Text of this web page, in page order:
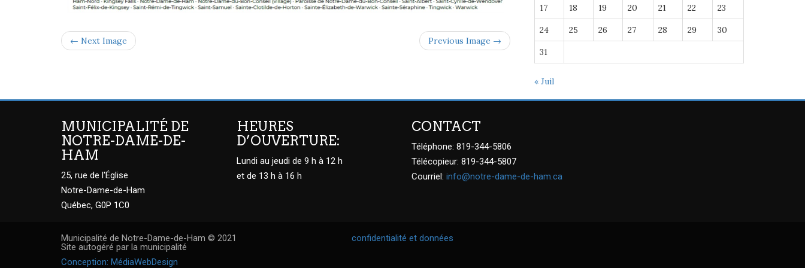
← Next Image Previous Image →
17 18 19 20 21 22 23
24 25 26 27 28 29 30
31
« Juil
MUNICIPALITÉ DE
NOTRE-DAME-DE-
HAM
25, rue de l'Église
Notre-Dame-de-Ham
Québec, G0P 1C0
HEURES
D’OUVERTURE:
Lundi au jeudi de 9 h à 12 h
et de 13 h à 16 h
CONTACT
Téléphone: 819-344-5806
Télécopieur: 819-344-5807
Courriel: info@notre-dame-de-ham.ca
Municipalité de Notre-Dame-de-Ham © 2021
Site autogéré par la municipalité
Conception: MédiaWebDesign
confidentialité et données